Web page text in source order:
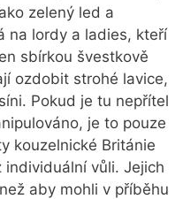
zelený led a
na lordy a ladies, kteří
sbírkou švestkově
ozdobit strohé lavice,
Pokud je tu nepřítel
je to pouze
kouzelnické Británie
individuální vůli. Jejich
aby mohli v příběhu